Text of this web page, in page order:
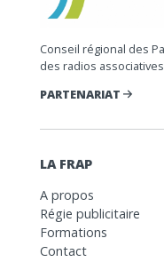
Conseil régional des
des radios
PARTENARIAT
LA FRAP
A propos
Régie publicitaire
Formations
Contact